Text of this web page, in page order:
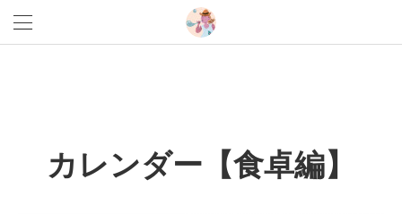
カレンダー【食卓編】